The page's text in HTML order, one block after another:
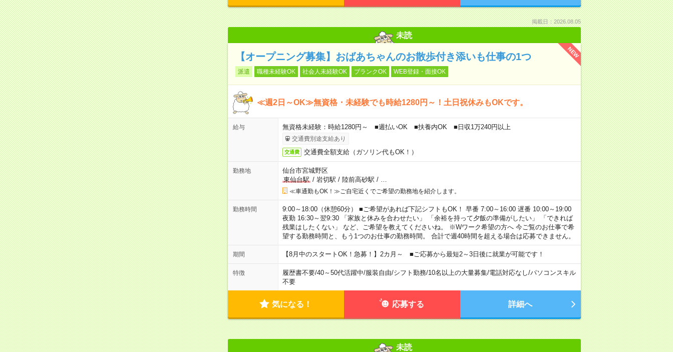
掲載日：2026.08.05
未読
NEW
【オープニング募集】おばあちゃんのお散歩付き添いも仕事の1つ
派遣 職種未経験OK 社会人未経験OK ブランクOK WEB登録・面接OK
≪週2日～OK≫無資格・未経験でも時給1280円～！土日祝休みもOKです。
給与 無資格未経験：時給1280円～ ■週払いOK ■扶養内OK ■日収1万240円以上
交通費別途支給あり
交通費 交通費全額支給（ガソリン代もOK！）
勤務地
仙台市宮城野区
東仙台駅/ 岩切駅 / 陸前高砂駅 /
≪車通勤もOK！≫ご自宅近くでご希望の勤務地を紹介します。
勤務時間
9:00～18:00（休憩60分） ■ご希望があれば下記シフトもOK！ 早番 7:00～16:00 遅番 10:00～19:00
夜勤 16:30～翌9:30 「家族と休みを合わせたい」 「余裕を持って夕飯の準備がしたい」 「できれば
残業はしたくない」 など、ご希望を教えてくださいね。 ※Wワーク希望の方へ 今ご覧のお仕事で希
望する勤務時間と、もう1つのお仕事の勤務時間。 合計で週40時間を超える場合は応募できません。
期間 【8月中のスタートOK！急募！】2カ月～ ■ご応募から最短2～3日後に就業が可能です！
特徴 履歴書不要/40～50代活躍中/服装自由/シフト勤務/10名以上の大量募集/電話対応なし/パソコンスキル
不要
気になる！ 応募する 詳細へ
未読